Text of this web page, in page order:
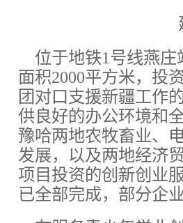
位于地铁1号线燕
面积2000平方米，投
团对口支援新疆工作
供良好的办公环境和
豫哈两地农牧畜业、
发展，以及两地经济
项目投资的创新创业
已全部完成，部分企